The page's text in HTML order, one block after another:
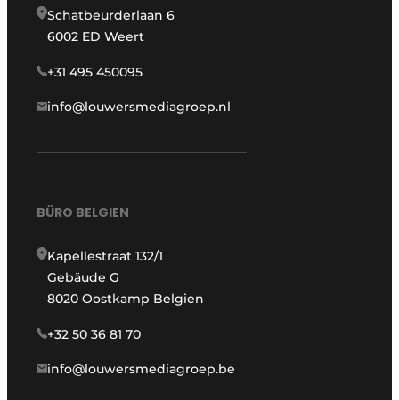
Schatbeurderlaan 6
6002 ED Weert
+31 495 450095
info@louwersmediagroep.nl
BÜRO BELGIEN
Kapellestraat 132/1
Gebäude G
8020 Oostkamp Belgien
+32 50 36 81 70
info@louwersmediagroep.be